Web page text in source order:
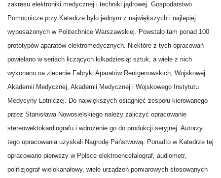
zakresu elektroniki medycznej i techniki jądrowej. Gospodarstwo
Pomocnicze przy Katedrze było jednym z największych i najlepiej
wyposażonych w Politechnice Warszawskiej. Powstało tam ponad 100
prototypów aparatów elektromedycznych. Niektóre z tych opracowań
powielano w seriach liczących kilkadziesiąt sztuk, a wiele z nich
wykonano na zlecenie Fabryki Aparatów Rentgenowskich, Wojskowej
Akademii Medycznej, Akademii Medycznej i Wojskowego Instytutu
Medycyny Lotniczej. Do największych osiągnięć zespołu kierowanego
przez Stanisława Nowosielskiego należy zaliczyć opracowanie
stereowektokardiografu i wdrożenie go do produkcji seryjnej. Autorzy
tego opracowania uzyskali Nagrodę Państwową. Ponadto w Katedrze tej
opracowano pierwszy w Polsce elektroencefalograf, audiometr,
polifizjograf wielokanałowy, wiele urządzeń pomiarowych stosowanych